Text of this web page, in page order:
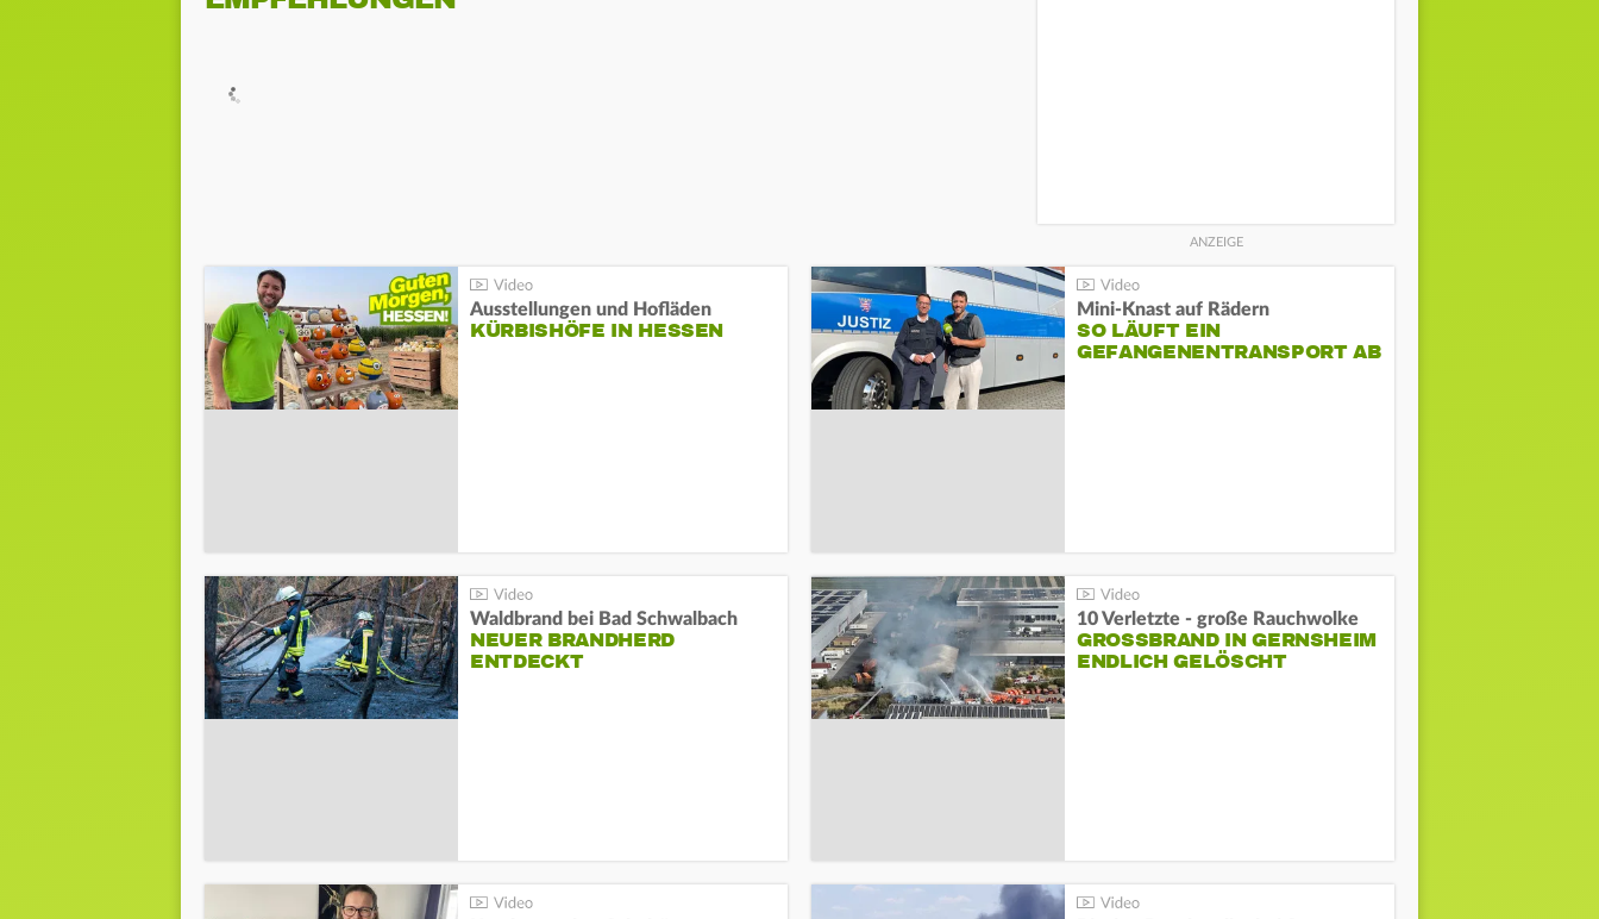
Ausstellungen und Hofläden
KÜRBISHÖFE IN HESSEN
Mini-Knast auf Rädern
SO LÄUFT EIN
GEFANGENENTRANSPORT AB
Waldbrand bei Bad Schwalbach
NEUER BRANDHERD
ENTDECKT
10 Verletzte - große Rauchwolke
GROSSBRAND IN GERNSHEIM E
NDLICH GELÖSCHT